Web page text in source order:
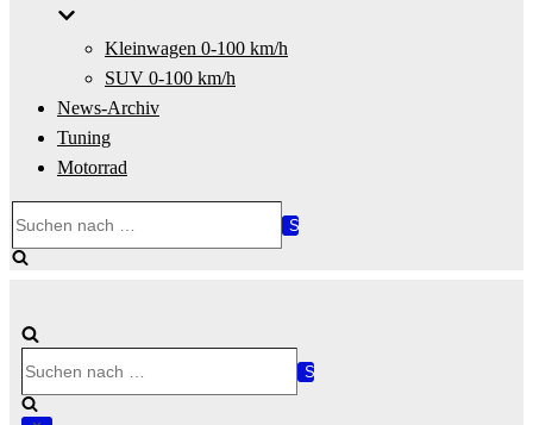
Kleinwagen 0-100 km/h
SUV 0-100 km/h
News-Archiv
Tuning
Motorrad
nach …
nach …